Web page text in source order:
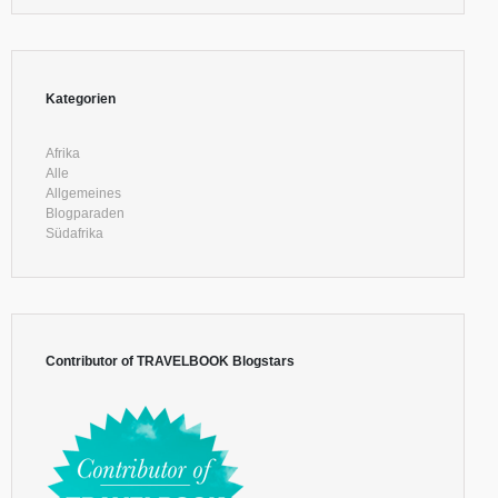
Kategorien
Afrika
Alle
Allgemeines
Blogparaden
Südafrika
Contributor of TRAVELBOOK Blogstars